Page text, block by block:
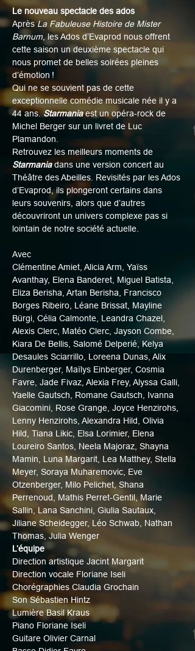
Le nouveau spectacle des ados
Après La Fabuleuse Histoire de Mister
Barnum , les Ados d’Evaprod nous offrent
cette saison un deuxième spectacle qui
nous promet de belles soirées pleines
d’émotion !
Qui ne se souvient pas de cette
exceptionnelle comédie musicale née il y a
44 ans. Starmania est un opéra-rock de
Michel Berger sur un livret de Luc
Plamandon.
Retrouvez les meilleurs moments de
Starmania dans une version concert au
Théâtre des Abeilles. Revisités par les Ados
d’Evaprod, ils plongeront certains dans
leurs souvenirs, alors que d’autres
découvriront un univers complexe pas si
lointain de notre société actuelle.
Avec
Clémentine Amiet, Alicia Arm, Yaïss
Avanthay, Elena Banderet, Miguel Batista,
Eliza Berisha, Artan Berisha, Francisco
Borges Ribeiro, Léane Brissat, Mayline
Bürgi, Célia Calmonte, Leandra Chazel,
Alexis Clerc, Matéo Clerc, Jayson Combe,
Kiara De Bellis, Salomé Delperié, Kelya
Desaules Sciarrillo, Loreena Dunas, Alix
Durenberger, Maïlys Einberger, Cosmia
Favre, Jade Fivaz, Alexia Frey, Alyssa Galli,
Yaelle Gautsch, Romane Gautsch, Ivanna
Giacomini, Rose Grange, Joyce Henzirohs,
Lenny Henzirohs, Alexandra Hild, Olivia
Hild, Tiana Likic, Elsa Lorimier, Elena
Loureiro Santos, Neela Majoraz, Shayna
Mamin, Luna Margarit, Lea Matthey, Stella
Meyer, Soraya Muharemovic, Eve
Otzenberger, Milo Pelichet, Shana
Perrenoud, Mathis Perret-Gentil, Marie
Sallin, Lana Sanchini, Giulia Sautaux,
Jiliane Scheidegger, Léo Schwab, Nathan
Thomas, Julia Wenger
L’équipe
Direction artistique Jacint Margarit
Direction vocale Floriane Iseli
Chorégraphies Claudia Grochain
Son Sébastien Hintz
Lumière Basil Kraus
Piano Floriane Iseli
Guitare Olivier Carnal